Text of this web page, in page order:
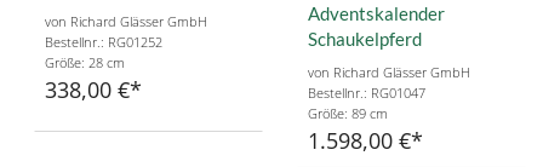
von Richard Glässer GmbH
Bestellnr.: RG01252
Größe: 28 cm
338,00 €
Adventskalender
Schaukelpferd
von Richard Glässer GmbH
Bestellnr.: RG01047
Größe: 89 cm
1.598,00 €